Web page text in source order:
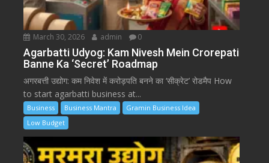
March 30, 2026 admin 0
Agarbatti Udyog: Kam Nivesh Mein Crorepati
Banne Ka ‘Secret’ Roadmap
अगरबत्ती उद्योग: कम निवेश में करोड़पति बनने का ‘सीक्रेट’ रोडमैप How
to start agarbatti business at...
Business Business Mantra
Gramin Business Idea
Low Budget